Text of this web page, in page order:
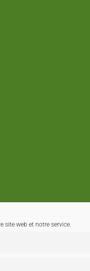
site web et notre service.